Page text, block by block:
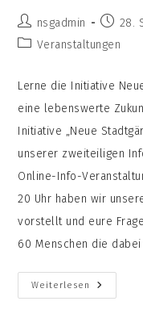
Beitrags-
Autor:
nsgadmin
Beitrag
28.
Beitrags-
Veranstaltungen
Lerne die Initiative
eine lebenswerte
Initiative „Neue
unserer zweiteiligen
Online-Info-
20 Uhr haben wir
vorstellt und eure
60 Menschen die
Weiterlesen
Info-